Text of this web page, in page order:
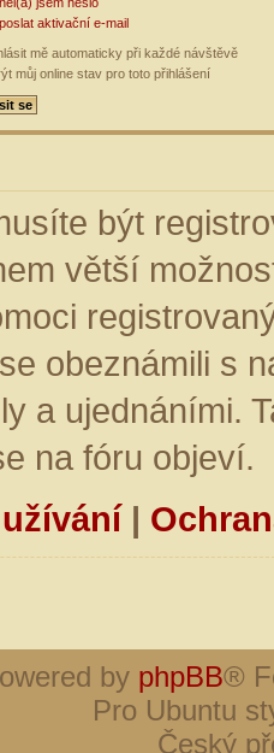
aktivační e-mail
mě automaticky při každé návštěvě
můj online stav pro toto přihlášení
být
větší
obeznámili s
a ujednáními.
na fóru objeví.
|
by phpBB®
Pro Ubuntu
Český